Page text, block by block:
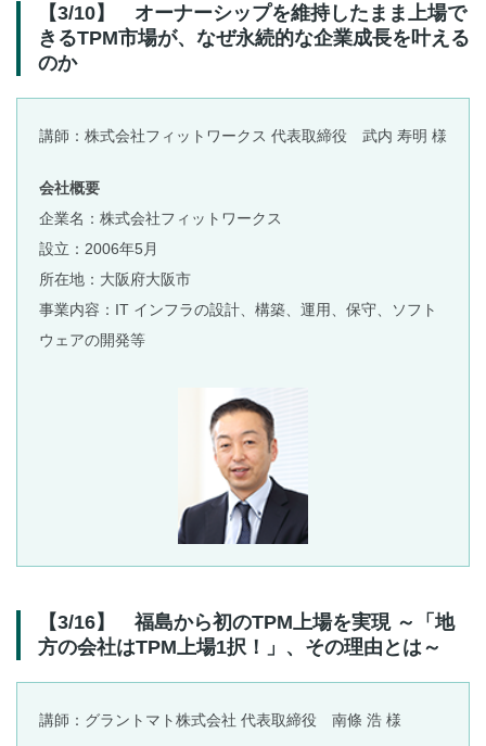
【3/10】 オーナーシップを維持したまま上場で
きるTPM市場が、なぜ永続的な企業成長を叶える
のか
講師：株式会社フィットワークス 代表取締役 武内 寿明 様
会社概要
企業名：株式会社フィットワークス
設立：2006年5月
所在地：大阪府大阪市
事業内容：IT インフラの設計、構築、運用、保守、ソフト
ウェアの開発等
【3/16】 福島から初のTPM上場を実現 ～「地
方の会社はTPM上場1択！」、その理由とは～
講師：グラントマト株式会社 代表取締役 南條 浩 様